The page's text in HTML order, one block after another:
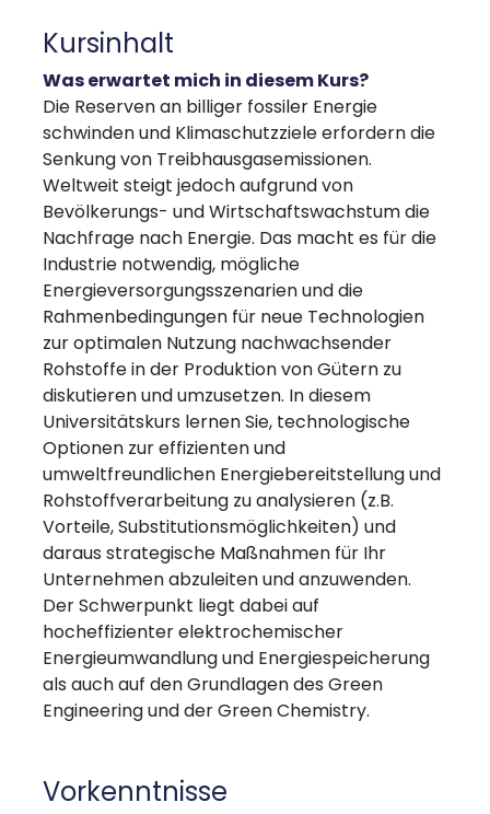
Kursinhalt
Was erwartet mich in diesem Kurs?
Die Reserven an billiger fossiler Energie
schwinden und Klimaschutzziele erfordern die
Senkung von Treibhausgasemissionen.
Weltweit steigt jedoch aufgrund von
Bevölkerungs- und Wirtschaftswachstum die
Nachfrage nach Energie. Das macht es für die
Industrie notwendig, mögliche
Energieversorgungsszenarien und die
Rahmenbedingungen für neue Technologien
zur optimalen Nutzung nachwachsender
Rohstoffe in der Produktion von Gütern zu
diskutieren und umzusetzen. In diesem
Universitätskurs lernen Sie, technologische
Optionen zur effizienten und
umweltfreundlichen Energiebereitstellung und
Rohstoffverarbeitung zu analysieren (z.B.
Vorteile, Substitutionsmöglichkeiten) und
daraus strategische Maßnahmen für Ihr
Unternehmen abzuleiten und anzuwenden.
Der Schwerpunkt liegt dabei auf
hocheffizienter elektrochemischer
Energieumwandlung und Energiespeicherung
als auch auf den Grundlagen des Green
Engineering und der Green Chemistry.
Vorkenntnisse